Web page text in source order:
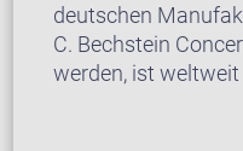
deutschen
C. Bechstein
werden, ist